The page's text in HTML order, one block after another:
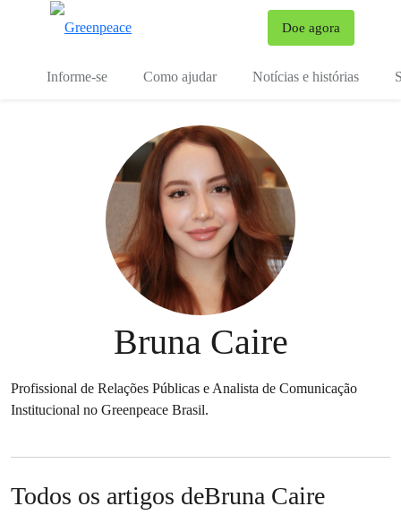
Doe agora
Informe-se Como ajudar Notícias e histórias
Bruna Caire
Profissional de Relações Públicas e Analista de Comunicação
Institucional no Greenpeace Brasil.
Todos os artigos deBruna Caire